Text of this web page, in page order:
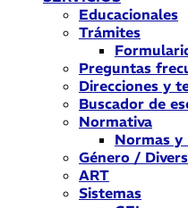
Educacionales
Trámites
Preguntas
Direcciones y
Buscador de
Normativa
Normas y
Género /
ART
Sistemas